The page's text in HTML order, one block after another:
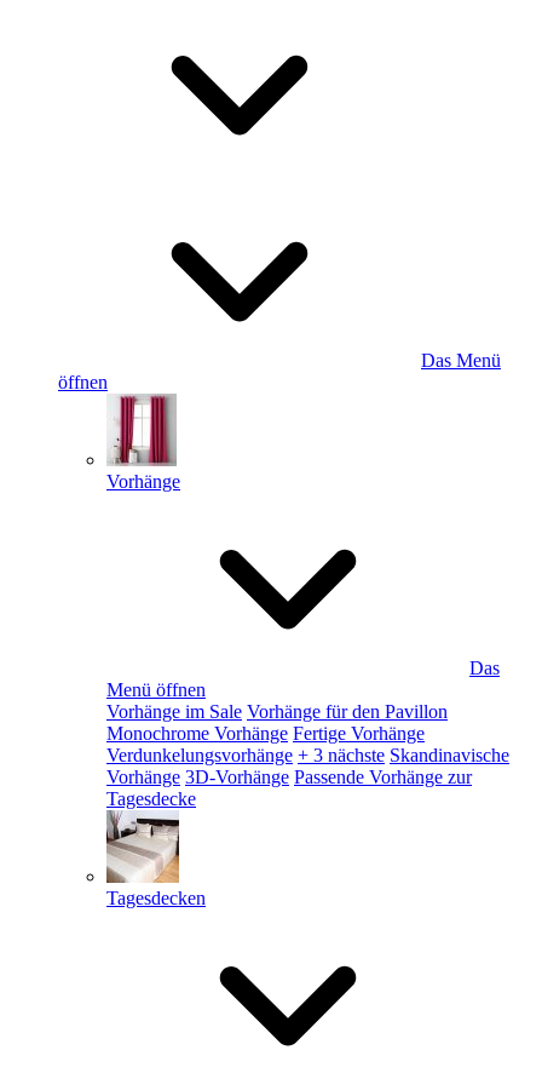
Das Menü
öffnen
Vorhänge
Das
Menü öffnen
Vorhänge im Sale Vorhänge für den Pavillon
Monochrome Vorhänge Fertige Vorhänge
Verdunkelungsvorhänge + 3 nächste Skandinavische
Vorhänge 3D-Vorhänge Passende Vorhänge zur
Tagesdecke
Tagesdecken